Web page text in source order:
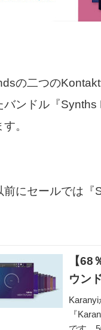
の二つの
バンドル『
。
前にセールでは『
【
ウン
『